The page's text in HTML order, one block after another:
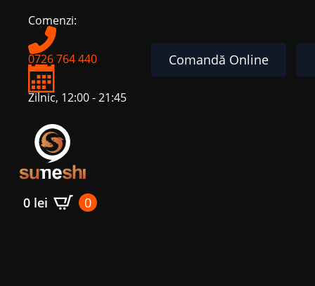
Comenzi:
0726 764 440
Zilnic, 12:00 - 21:45
Comandă Online
0 lei 0